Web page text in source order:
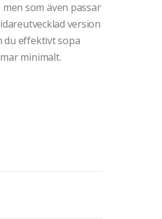
som även passar
version
du effektivt sopa
minimalt.